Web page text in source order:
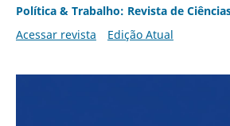
Política & Trabalho: Revista de
Acessar revista
Edição Atual